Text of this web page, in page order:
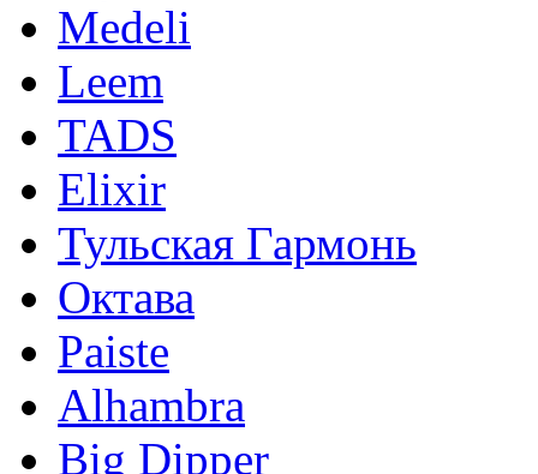
Medeli
Leem
TADS
Elixir
Тульская Гармонь
Октава
Paiste
Alhambra
Big Dipper